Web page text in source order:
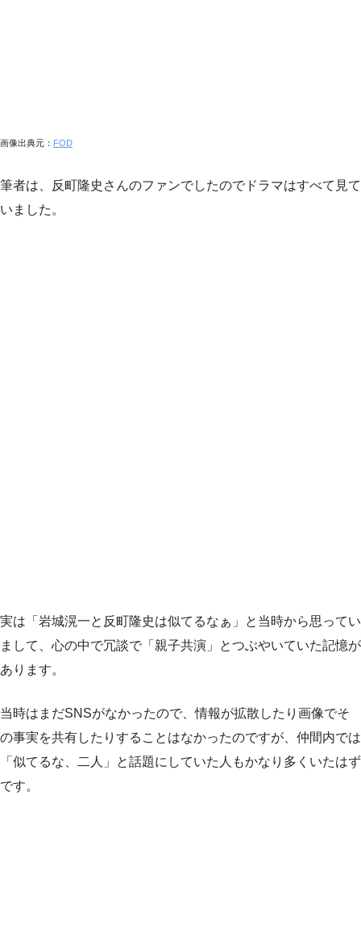
画像出典元： FOD
筆者は、反町隆史さんのファンでしたのでドラマはすべて見て
いました。
実は「岩城滉一と反町隆史は似てるなぁ」と当時から思ってい
まして、心の中で冗談で「親子共演」とつぶやいていた記憶が
あります。
当時はまだSNSがなかったので、情報が拡散したり画像でそ
の事実を共有したりすることはなかったのですが、仲間内では
「似てるな、二人」と話題にしていた人もかなり多くいたはず
です。